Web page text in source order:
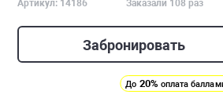
Артикул: 14186 Заказали 108 раз
Забронировать
До 20% оплата